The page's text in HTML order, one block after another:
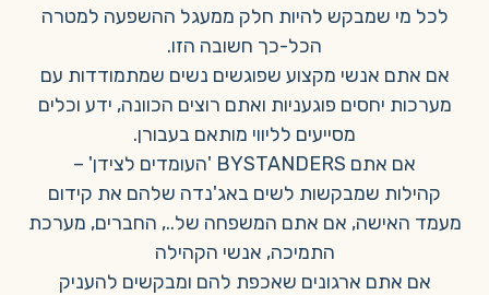
לכל מי שמבקש להיות חלק ממעגל ההשפעה למטרה
הכל-כך חשובה הזו.
אם אתם אנשי מקצוע שפוגשים נשים שמתמודדות עם
מערכות יחסים פוגעניות ואתם רוצים הכוונה, ידע וכלים
מסייעים לליווי מותאם בעבורן.
אם אתם BYSTANDERS 'העומדים לצידן' –
קהילות שמבקשות לשים באג'נדה שלהם את קידום
מעמד האישה, אם אתם המשפחה של.., החברים, מערכת
התמיכה, אנשי הקהילה
אם אתם ארגונים שאכפת להם ומבקשים להעניק